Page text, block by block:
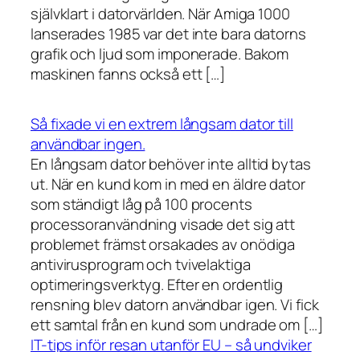
självklart i datorvärlden. När Amiga 1000
lanserades 1985 var det inte bara datorns
grafik och ljud som imponerade. Bakom
maskinen fanns också ett […]
Så fixade vi en extrem långsam dator till
användbar ingen.
En långsam dator behöver inte alltid bytas
ut. När en kund kom in med en äldre dator
som ständigt låg på 100 procents
processoranvändning visade det sig att
problemet främst orsakades av onödiga
antivirusprogram och tvivelaktiga
optimeringsverktyg. Efter en ordentlig
rensning blev datorn användbar igen. Vi fick
ett samtal från en kund som undrade om […]
IT-tips inför resan utanför EU – så undviker